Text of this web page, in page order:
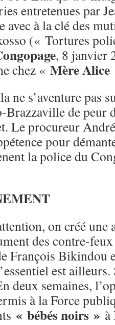
entretenues par
avec à la clé des
(« Tortures
, 8 janvier
chez « Mère Alice
ne s’aventure pas
Brazzaville de peur
Le procureur
pour
la police du
on créé une
des contre-
François Bikindou
est
deux semaines,
à la Force
« bébés noirs » à